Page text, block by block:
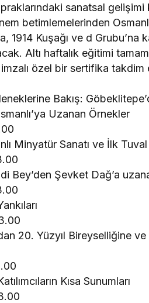
sanatsal
betimlemelerinden
1914 Kuşağı ve d Grubu’na
Altı haftalık eğitimi
özel bir sertifika takdim
Bakış:
Uzanan Örnekler
Minyatür Sanatı ve İlk
Bey’den Şevket Dağ’a
20. Yüzyıl Bireyselliğine
Kısa Sunumları